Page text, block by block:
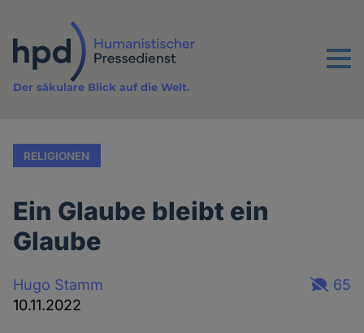
Inhalt
Menu
Der säkulare Blick auf die Welt.
RELIGIONEN
Ein Glaube bleibt ein
Glaube
Hugo Stamm
10.11.2022
65